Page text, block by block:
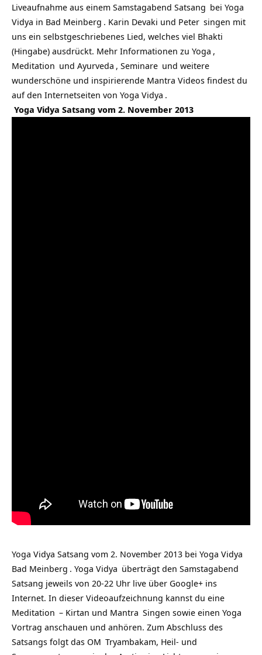
Liveaufnahme aus einem Samstagabend Satsang bei Yoga
Vidya in Bad Meinberg . Karin Devaki und Peter singen mit
uns ein selbstgeschriebenes Lied, welches viel Bhakti
(Hingabe) ausdrückt. Mehr Informationen zu Yoga ,
Meditation und Ayurveda , Seminare und weitere
wunderschöne und inspirierende Mantra Videos findest du
auf den Internetseiten von Yoga Vidya .
Yoga Vidya Satsang vom 2. November 2013
Yoga Vidya Satsang vom 2. November 2013 bei Yoga Vidya
Bad Meinberg . Yoga Vidya überträgt den Samstagabend
Satsang jeweils von 20-22 Uhr live über Google+ ins
Internet. In dieser Videoaufzeichnung kannst du eine
Meditation – Kirtan und Mantra Singen sowie einen Yoga
Vortrag anschauen und anhören. Zum Abschluss des
Satsangs folgt das OM Tryambakam, Heil- und